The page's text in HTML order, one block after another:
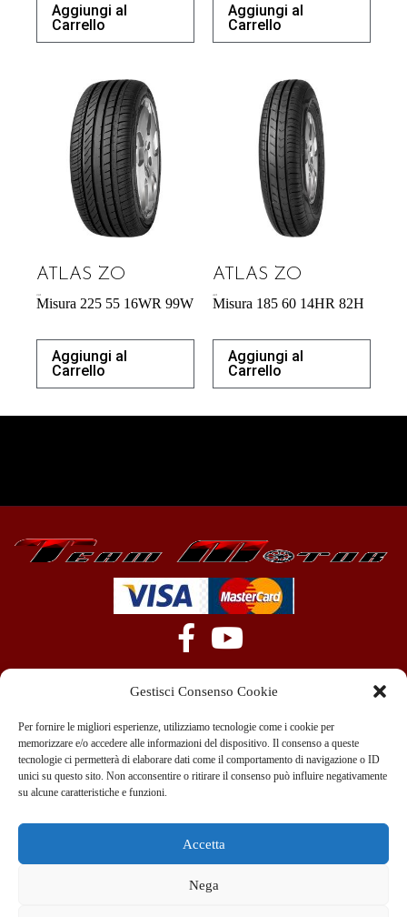
Gestisci Consenso Cookie
Per fornire le migliori esperienze, utilizziamo tecnologie come i cookie per
memorizzare e/o accedere alle informazioni del dispositivo. Il consenso a queste
tecnologie ci permetterà di elaborare dati come il comportamento di navigazione o ID
unici su questo sito. Non acconsentire o ritirare il consenso può influire negativamente
su alcune caratteristiche e funzioni.
Accetta
Nega
Aggiungi al
Carrello
Aggiungi al
Carrello
ATLAS ZO
Misura 225 55 16WR 99W
Aggiungi al
Carrello
ATLAS ZO
Misura 185 60 14HR 82H
Aggiungi al
Carrello
Copyright © 2022 Team srl C. Fisc. 10438440967 – Viale Abruzzi 13/A
+39 351 970 89 33
info@teammotor.it